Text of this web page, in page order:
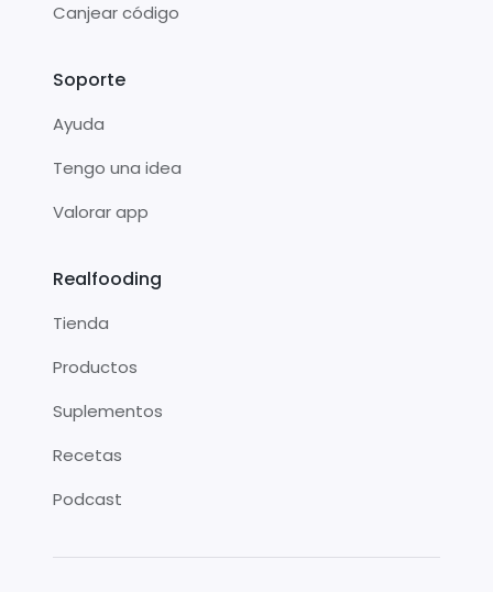
Canjear código
Soporte
Ayuda
Tengo una idea
Valorar app
Realfooding
Tienda
Productos
Suplementos
Recetas
Podcast